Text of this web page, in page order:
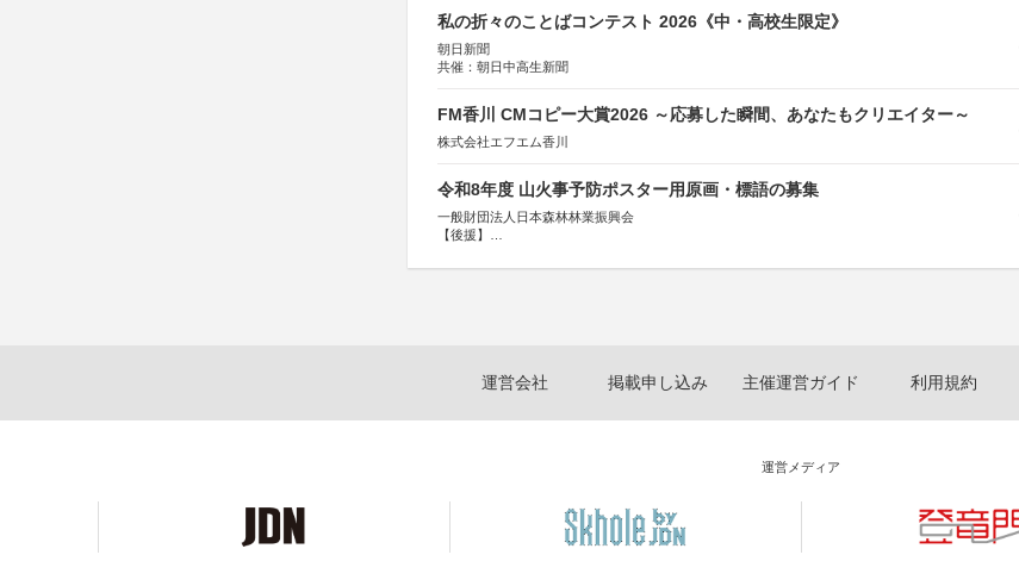
私の折々のことばコンテスト 2026《中・高校生限定》
朝日新聞
共催：朝日中高生新聞
FM香川 CMコピー大賞2026 ～応募した瞬間、あなたもクリエイター～
株式会社エフエム香川
令和8年度 山火事予防ポスター用原画・標語の募集
一般財団法人日本森林林業振興会
【後援】
運営会社 掲載申し込み 主催運営ガイド 利用規約
運営メディア